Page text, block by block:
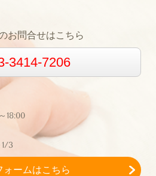
お問合せはこちら
3414-7206
18:00
3
ォームはこちら